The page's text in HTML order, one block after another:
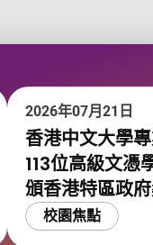
2026年07月21日
香港中文大學
113位高級文憑
頒香港特區政
校園焦點